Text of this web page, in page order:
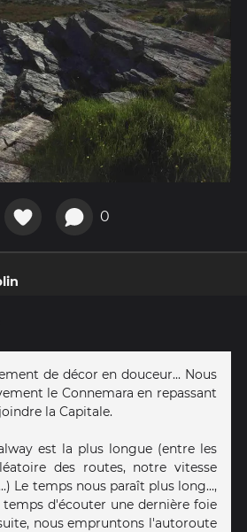
0
de décor en douceur... Nous
le Connemara en repassant
la Capitale.
est la plus longue (entre les
des routes, notre vitesse
Le temps nous paraît plus long...,
temps d'écouter une dernière foie
nous empruntons l'autoroute